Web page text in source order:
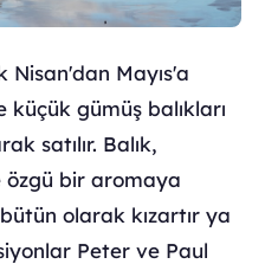
Nisan'dan Mayıs'a
gümüş balıkları
satılır. Balık,
özgü bir aromaya
olarak kızartır ya
Peter ve Paul